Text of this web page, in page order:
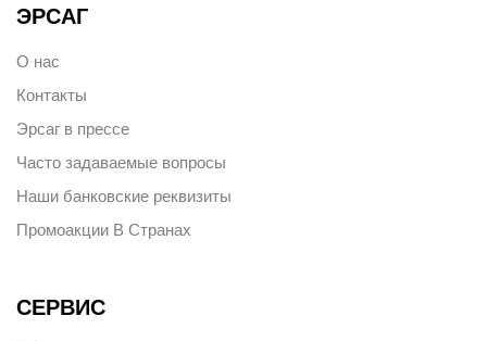
ЭРСАГ
О нас
Контакты
Эрсаг в прессе
Часто задаваемые вопросы
Наши банковские реквизиты
Промоакции В Странах
СЕРВИС